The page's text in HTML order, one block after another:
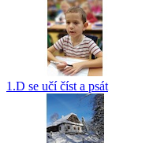
1.D se učí číst a psát